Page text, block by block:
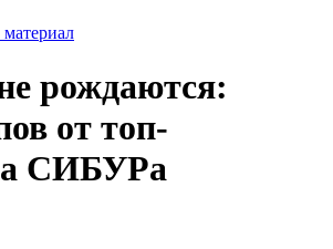
рождаются:
от топ-
СИБУРа